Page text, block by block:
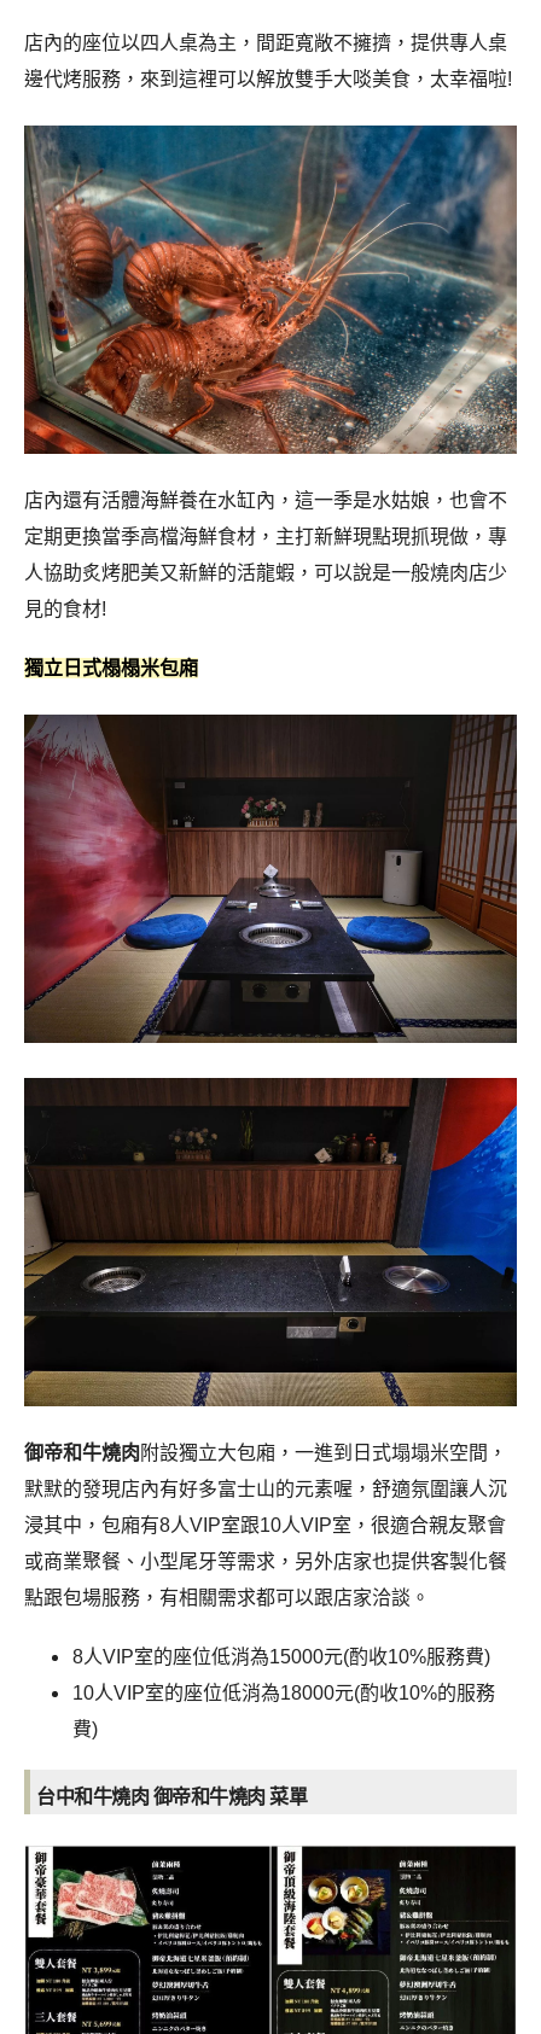
店內的座位以四人桌為主，間距寬敞不擁擠，提供專人桌
邊代烤服務，來到這裡可以解放雙手大啖美食，太幸福啦!
店內還有活體海鮮養在水缸內，這一季是水姑娘，也會不
定期更換當季高檔海鮮食材，主打新鮮現點現抓現做，專
人協助炙烤肥美又新鮮的活龍蝦，可以說是一般燒肉店少
見的食材!
獨立日式榻榻米包廂
御帝和牛燒肉 附設獨立大包廂，一進到日式塌塌米空間，
默默的發現店內有好多富士山的元素喔，舒適氛圍讓人沉
浸其中，包廂有8人VIP室跟10人VIP室，很適合親友聚會
或商業聚餐、小型尾牙等需求，另外店家也提供客製化餐
點跟包場服務，有相關需求都可以跟店家洽談。
8人VIP室的座位低消為15000元(酌收10%服務費)
10人VIP室的座位低消為18000元(酌收10%的服務
費)
台中和牛燒肉 御帝和牛燒肉 菜單